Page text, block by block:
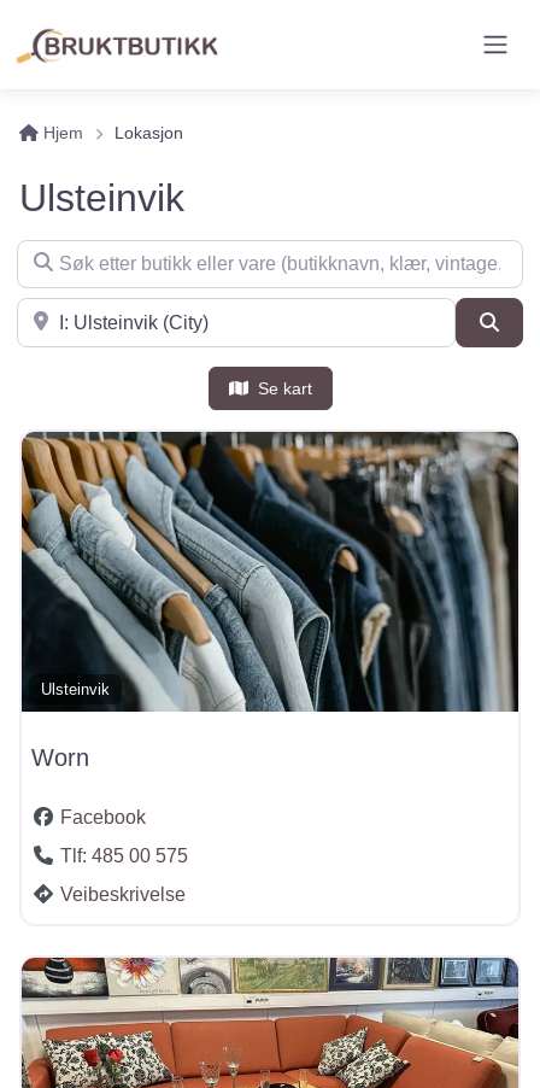
Hjem Lokasjon
Ulsteinvik
Søk etter butikk eller vare (butikknavn, klær, vintage, møbler
Søk i nærheten
Se kart
Ulsteinvik
Worn
Facebook
Tlf: 485 00 575
Veibeskrivelse